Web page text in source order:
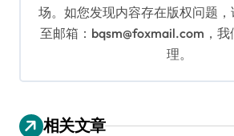
场。如您发现内容存在版权问题
至邮箱：bqsm@foxmail.com，
理。
相关文章